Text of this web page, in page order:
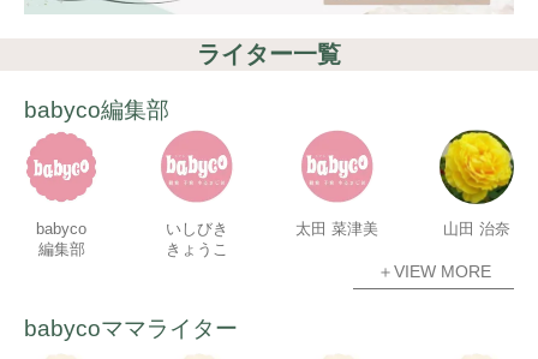
ライター一覧
babyco編集部
babyco
編集部
いしびき
きょうこ
太田 菜津美 山田 治奈
＋VIEW MORE
babycoママライター